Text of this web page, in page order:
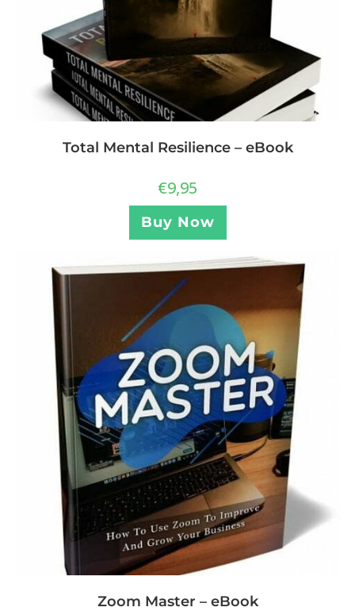
Total Mental Resilience – eBook
€9,95
Buy Now
Zoom Master – eBook